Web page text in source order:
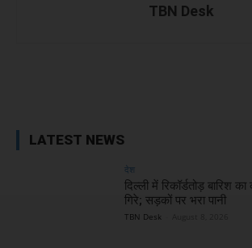
TBN Desk
LATEST NEWS
देश
दिल्ली में रिकॉर्डतोड़ बारिश
गिरे; सड़कों पर भरा पानी
TBN Desk